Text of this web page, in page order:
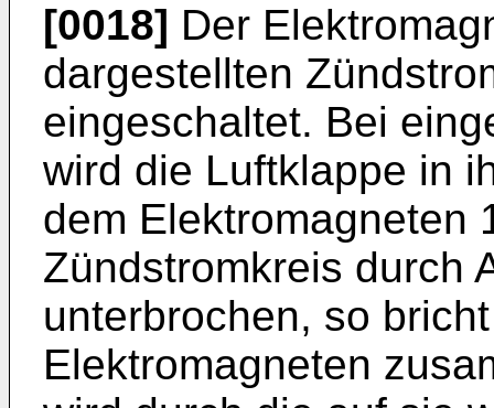
[0018] Der
dargestellten
eingeschaltet. Bei
wird die Luftklappe in
dem Elektromagneten
Zündstromkreis durch
unterbrochen, so
Elektromagneten